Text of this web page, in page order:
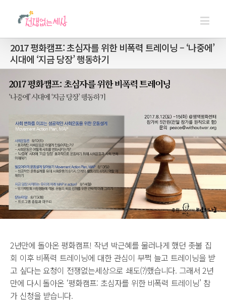
2017 평화캠프: 초심자를 위한 비폭력 트레이닝 – ‘나중에’
시대에 ‘지금 당장’ 행동하기
2년만에 돌아온 평화캠프! 작년 박근혜를 물러나게 했던 촛불 집
회 이후 비폭력 트레이닝에 대한 관심이 부쩍 늘고 트레이닝을 받
고 싶다는 요청이 전쟁없는세상으로 쇄도(?)했습니다. 그래서 2년
만에 다시 돌아온 ‘평화캠프: 초심자를 위한 비폭력 트레이닝’ 참
가 신청을 받습니다.